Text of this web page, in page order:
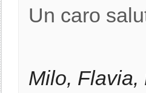
Un caro
Milo, Flavia,